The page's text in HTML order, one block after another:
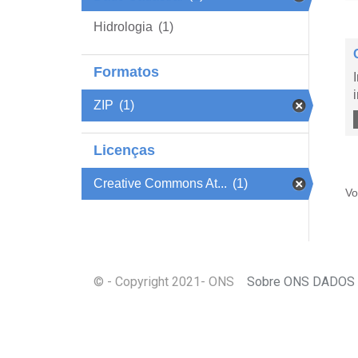
Hidrologia (1)
Formatos
ZIP (1)
Licenças
Creative Commons At... (1)
© - Copyright 2021 - ONS Sobre ONS DADOS